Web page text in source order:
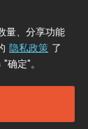
量、分享功能
隐私政策 了
"确定"。